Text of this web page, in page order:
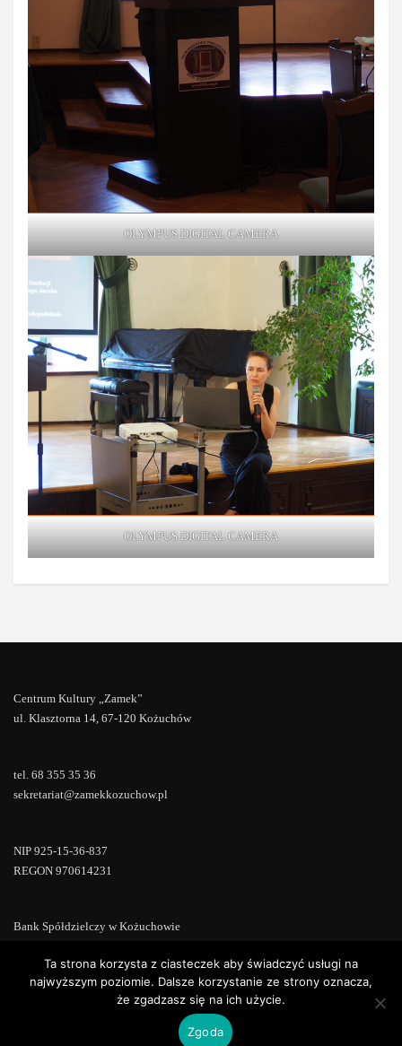
OLYMPUS DIGITAL CAMERA
OLYMPUS DIGITAL CAMERA
Centrum Kultury „Zamek”
ul. Klasztorna 14, 67-120 Kożuchów
tel. 68 355 35 36
sekretariat@zamekkozuchow.pl
NIP 925-15-36-837
REGON 970614231
Bank Spółdzielczy w Kożuchowie
WordPress |ConsultStreet theme by
Ta strona korzysta z ciasteczek aby świadczyć usługi na
najwyższym poziomie. Dalsze korzystanie ze strony oznacza,
że zgadzasz się na ich użycie.
Zgoda